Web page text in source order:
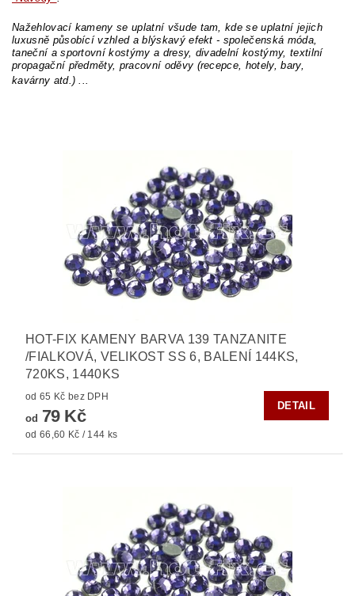
Nažehlovací kameny se uplatní všude tam, kde se uplatní jejich
luxusně působící vzhled a blýskavý efekt - společenská móda,
taneční a sportovní kostýmy a dresy, divadelní kostýmy, textilní
propagační předměty, pracovní oděvy (recepce, hotely, bary,
kavárny atd.) ...
HOT-FIX KAMENY BARVA 139 TANZANITE
/FIALKOVÁ, VELIKOST SS 6, BALENÍ 144KS,
720KS, 1440KS
od 65 Kč bez DPH
od 79 Kč
od 66,60 Kč / 144 ks
DETAIL